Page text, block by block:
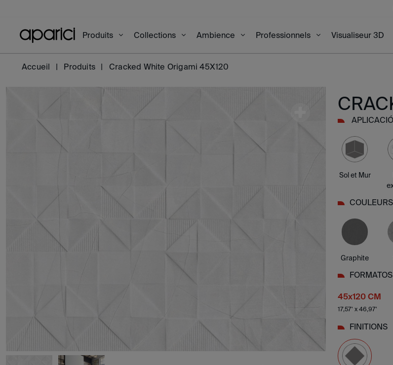
Produits Collections Ambience Professionnels Visualiseur 3D
Accueil Produits Cracked White Origami 45X120
Sol et Mur
Graphite
FORMATOS
45x120 CM
17,57' x 46,97'
FINITIONS